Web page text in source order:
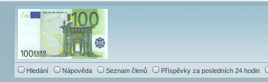
Hledání Nápověda Seznam členů Příspěvky za posledních 24 hodin